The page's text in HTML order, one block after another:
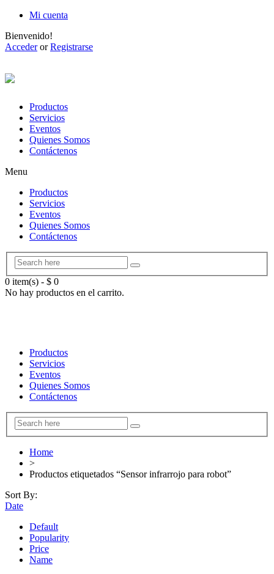
Mi cuenta
Bienvenido!
AccederorRegistrarse
Productos
Servicios
Eventos
Quienes Somos
Contáctenos
Menu
Productos
Servicios
Eventos
Quienes Somos
Contáctenos
0 item(s) - $ 0
No hay productos en el carrito.
Productos
Servicios
Eventos
Quienes Somos
Contáctenos
Home
>
Productos etiquetados “Sensor infrarrojo para robot”
Sort By:
Date
Default
Popularity
Price
Name